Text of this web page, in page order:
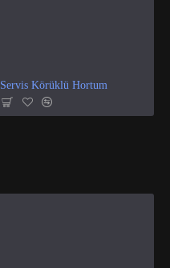
Servis Körüklü Hortum